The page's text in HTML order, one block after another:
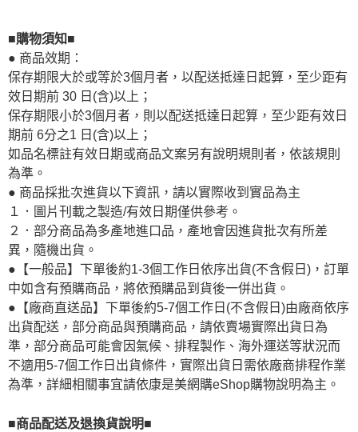
■購物須知■
● 商品效期：
保存期限大於或等於3個月者，以配送抵達日起算，至少距有
效日期前 30 日(含)以上；
保存期限小於3個月者，則以配送抵達日起算，至少距有效日
期前 6分之1 日(含)以上；
如品名標註有效日期或商品文案另有說明規則者，依該規則
為準。
● 商品採批次進貨以下資訊，請以實際收到實品為主
１．圖片刊載之製造/有效日期僅供參考。
２．部分商品為多產地進口品，產地會因進貨批次有所差
異，隨機出貨。
●【一般品】下單後約1-3個工作日依序出貨(不含假日)，訂單
中如含有預購商品，將依預購品到貨後一併出貨。
●【廠商直送品】下單後約5-7個工作日(不含假日)由廠商依序
出貨配送，部分商品與預購商品，請依賣場實際出貨日為
準，部分商品可能會因氣候、排程製作、海外運送等狀況而
不適用5-7個工作日出貨條件，實際出貨日需依廠商排程作業
為準，詳細相關事宜請依康是美網購eShop購物說明為主。
■商品配送及退換貨說明■